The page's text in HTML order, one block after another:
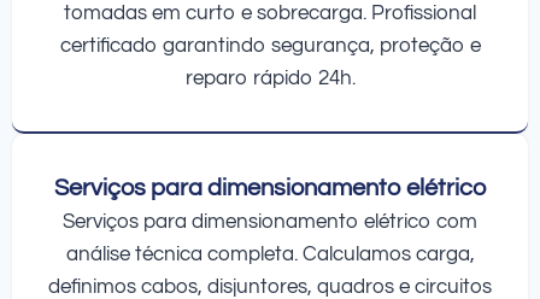
tomadas em curto e sobrecarga. Profissional
certificado garantindo segurança, proteção e
reparo rápido 24h.
Serviços para dimensionamento elétrico
Serviços para dimensionamento elétrico com
análise técnica completa. Calculamos carga,
definimos cabos, disjuntores, quadros e circuitos